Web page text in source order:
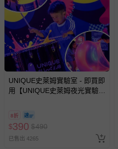
UNIQUE史萊姆實驗室 - 即買即
用【UNIQUE史萊姆夜光實驗室
8/30 (電子票券，於展期現場憑
訂單編號兌換，逾期作廢) (大
人小孩均一價(3歲以上需購票))
8折
$390 $490
已售出 4265